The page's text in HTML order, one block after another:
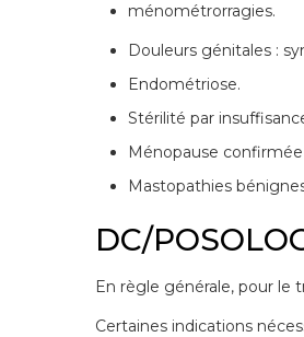
ménométrorragies.
Douleurs génitales :
Endométriose.
Stérilité par
Ménopause
Mastopathies
DC/
En règle générale, pour le
Certaines indications